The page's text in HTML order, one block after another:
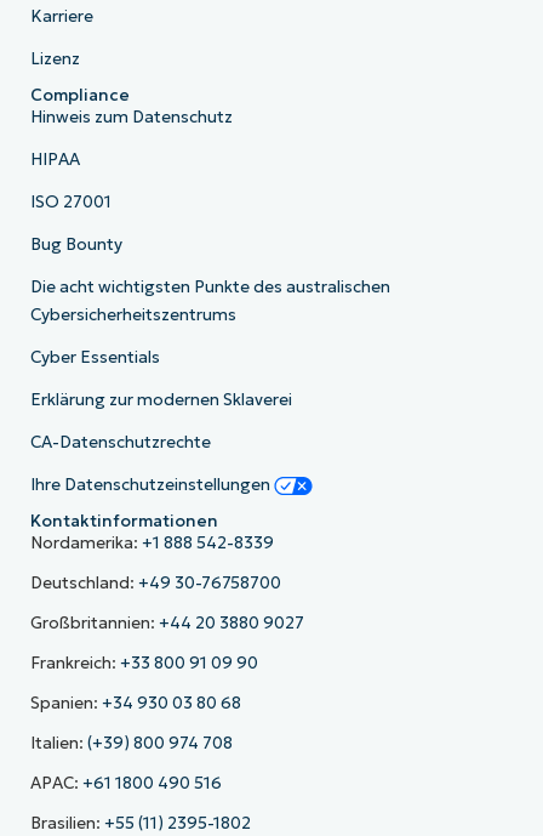
Karriere
Lizenz
Compliance
Hinweis zum Datenschutz
HIPAA
ISO 27001
Bug Bounty
Die acht wichtigsten Punkte des australischen
Cybersicherheitszentrums
Cyber Essentials
Erklärung zur modernen Sklaverei
CA-Datenschutzrechte
Ihre Datenschutzeinstellungen
Kontaktinformationen
Nordamerika: +1 888 542-8339
Deutschland: +49 30-76758700
Großbritannien: +44 20 3880 9027
Frankreich: +33 800 91 09 90
Spanien: +34 930 03 80 68
Italien: (+39) 800 974 708
APAC: +61 1800 490 516
Brasilien: +55 (11) 2395-1802